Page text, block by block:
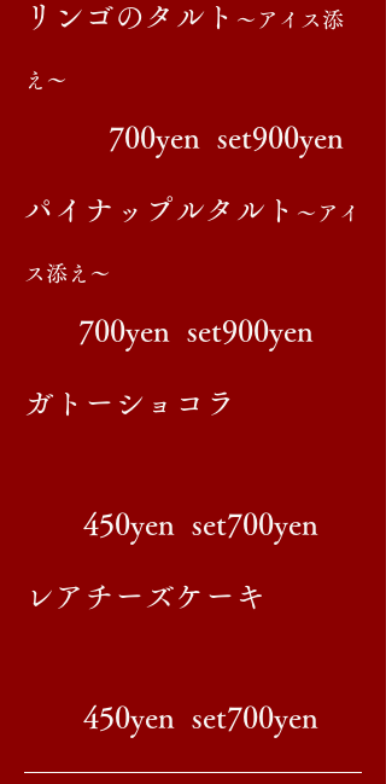
​リンゴのタルト ​～アイス添
え～
700yen set900yen
​パイナップルタルト ​～アイ
ス添え～
700yen set900yen
​ガトーショコラ
450yen set700yen
​レアチーズケーキ
450yen set700yen